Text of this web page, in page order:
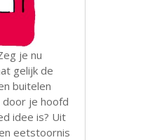
je nu
gelijk de
buitelen
je hoofd
idee is? Uit
eetstoornis